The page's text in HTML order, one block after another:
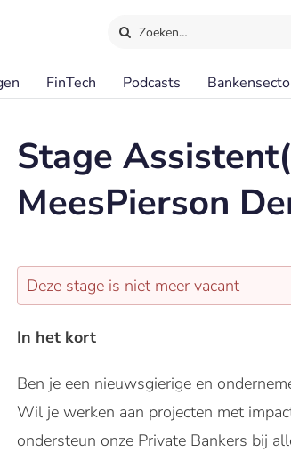
Zoeken…
FinTech Podcasts
Stage
MeesPierson
Deze stage is niet meer vacant
In het kort
Ben je een nieuwsgierige en
Wil je werken aan projecten met
ondersteun onze Private Bankers bij